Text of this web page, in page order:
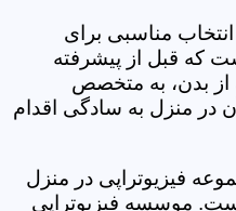
مناسبی برای
که قبل از پیشرفته
بدن، به متخصص
در منزل به سادگی اقدام
فیزیوتراپی در منزل
موسسه فیزیوتراپی